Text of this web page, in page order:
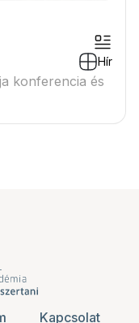
Hír
konferencia és
Kapcsolat